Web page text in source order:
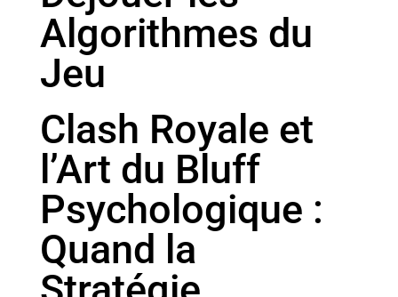
Algorithmes du
Jeu
Clash Royale et
l’Art du Bluff
Psychologique :
Quand la